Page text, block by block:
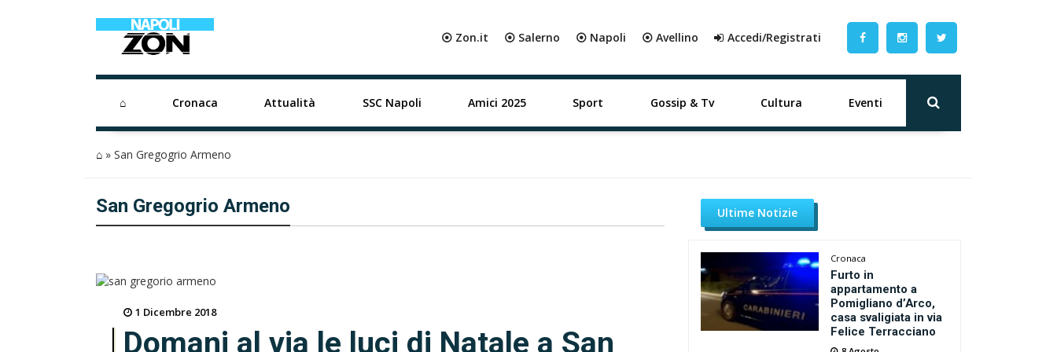
⦿ Zon.it ⦿ Salerno ⦿ Napoli ⦿ Avellino Accedi/Registrati
⌂ Cronaca Attualità SSC Napoli Amici 2025 Sport Gossip & Tv Cultura Eventi
⌂ » San Gregogrio Armeno
San Gregogrio Armeno
1 Dicembre 2018
Domani al via le luci di Natale a San
Ultime Notizie
Cronaca
Furto in
appartamento a
Pomigliano d’Arco,
casa svaligiata in via
Felice Terracciano